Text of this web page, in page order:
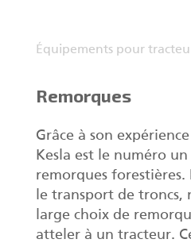
Équipements pour
Remorques
Grâce à son
Kesla est le numéro
remorques
le transport de troncs,
large choix de
atteler à un tracteur.